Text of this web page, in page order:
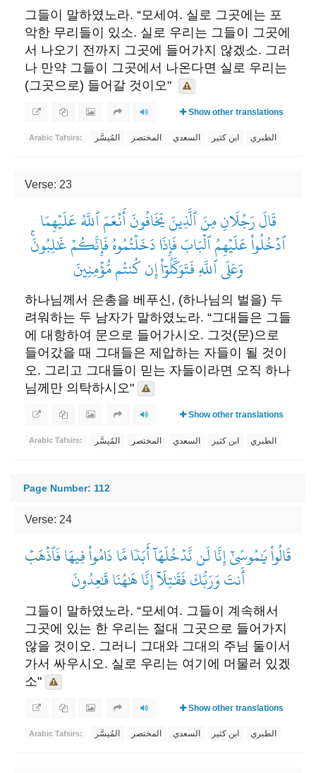
그들이 말하였노라. “모세여. 실로 그곳에는 포
악한 무리들이 있소. 실로 우리는 그들이 그곳에
서 나오기 전까지 그곳에 들어가지 않겠소. 그러
나 만약 그들이 그곳에서 나온다면 실로 우리는
(그곳으로) 들어갈 것이오" ​
Show other translations
Arabic Tafsirs: المُيسَّر المختصر السعدي ابن كثير الطبري
Verse: 23
قَالَ رَجُلَانِ مِنَ ٱلَّذِينَ يَخَافُونَ أَنۡعَمَ ٱللَّهُ عَلَيۡهِمَا
ٱدۡخُلُواْ عَلَيۡهِمُ ٱلۡبَابَ فَإِذَا دَخَلۡتُمُوهُ فَإِنَّكُمۡ غَٰلِبُونَۚ
وَعَلَى ٱللَّهِ فَتَوَكَّلُوٓاْ إِن كُنتُم مُّؤۡمِنِينَ
하나님께서 은총을 베푸신, (하나님의 벌을) 두
려워하는 두 남자가 말하였노라. “그대들은 그들
에 대항하여 문으로 들어가시오. 그것(문)으로
들어갔을 때 그대들은 제압하는 자들이 될 것이
오. 그리고 그대들이 믿는 자들이라면 오직 하나
님께만 의탁하시오"
Show other translations
Arabic Tafsirs: المُيسَّر المختصر السعدي ابن كثير الطبري
Page Number: 112
Verse: 24
قَالُواْ يَٰمُوسَىٰٓ إِنَّا لَن نَّدۡخُلَهَآ أَبَدٗا مَّا دَامُواْ فِيهَا فَٱذۡهَبۡ
أَنتَ وَرَبُّكَ فَقَٰتِلَآ إِنَّا هَٰهُنَا قَٰعِدُونَ
그들이 말하였노라. “모세여. 그들이 계속해서
그곳에 있는 한 우리는 절대 그곳으로 들어가지
않을 것이오. 그러니 그대와 그대의 주님 둘이서
가서 싸우시오. 실로 우리는 여기에 머물러 있겠
소"
Show other translations
Arabic Tafsirs: المُيسَّر المختصر السعدي ابن كثير الطبري